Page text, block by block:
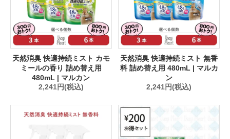
天然消臭 快適持続ミスト カモ
ミールの香り 詰め替え用
480mL | マルカン
2,241円(税込)
天然消臭 快適持続ミスト 無香
料 詰め替え用 480mL | マルカ
ン
2,241円(税込)